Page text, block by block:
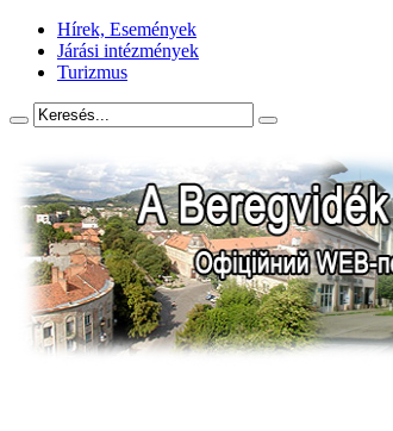
Hírek, Események
Járási intézmények
Turizmus